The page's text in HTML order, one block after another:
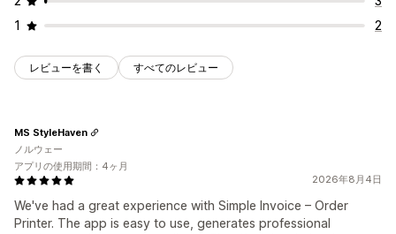
1
2
レビューを書く すべてのレビュー
2026年8月4日
We've had a great experience with Simple Invoice – Order
Printer. The app is easy to use, generates professional
MS StyleHaven
ノルウェー
アプリの使用期間：4ヶ月